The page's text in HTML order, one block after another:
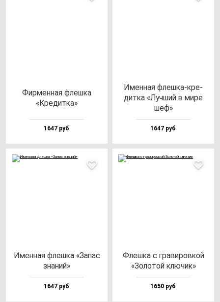
Фир­мен­ная флеш­ка
«Кре­дит­ка»
1647 руб
Имен­ная флеш­ка-кре­
дит­ка «Луч­ший в ми­ре
шеф»
1647 руб
Имен­ная флеш­ка «Запас
зна­ний»
1647 руб
Флеш­ка с гра­ви­ров­кой
«Золо­той клю­чик»
1650 руб